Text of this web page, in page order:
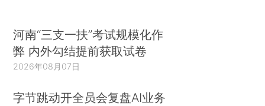
河南“三支一扶”考试规模化作
弊 内外勾结提前获取试卷
2026年08月07日
字节跳动开全员会复盘AI业务